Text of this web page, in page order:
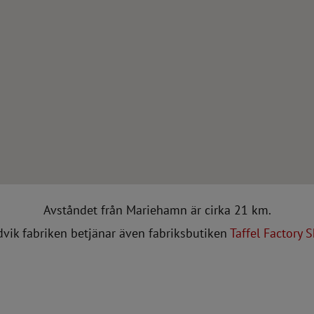
Avståndet från Mariehamn är cirka 21 km.
fabriken betjänar även fabriksbutiken Taffel Factory